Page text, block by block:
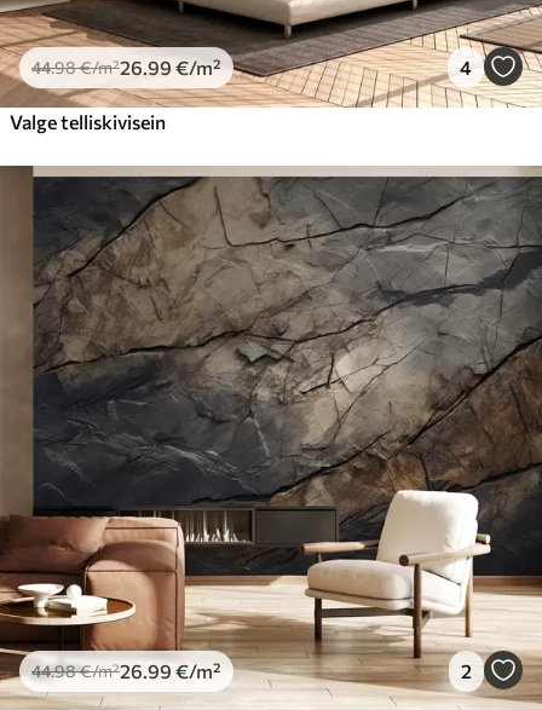
44.98€/m²26.99 €/m² 4
Valge telliskivisein
44.98€/m²26.99 €/m² 2